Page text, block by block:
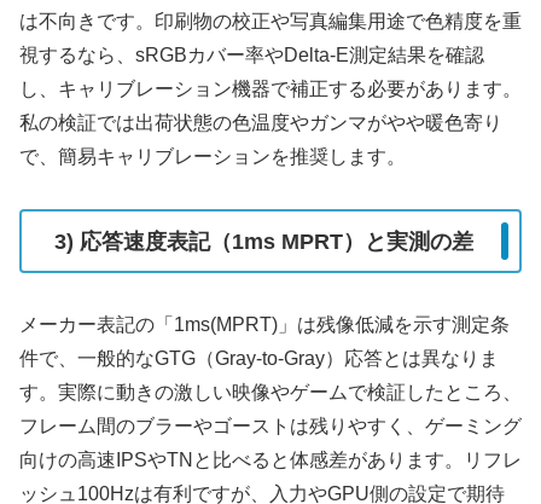
は不向きです。印刷物の校正や写真編集用途で色精度を重
視するなら、sRGBカバー率やDelta-E測定結果を確認
し、キャリブレーション機器で補正する必要があります。
私の検証では出荷状態の色温度やガンマがやや暖色寄り
で、簡易キャリブレーションを推奨します。
3) 応答速度表記（1ms MPRT）と実測の差
メーカー表記の「1ms(MPRT)」は残像低減を示す測定条
件で、一般的なGTG（Gray-to-Gray）応答とは異なりま
す。実際に動きの激しい映像やゲームで検証したところ、
フレーム間のブラーやゴーストは残りやすく、ゲーミング
向けの高速IPSやTNと比べると体感差があります。リフレ
ッシュ100Hzは有利ですが、入力やGPU側の設定で期待